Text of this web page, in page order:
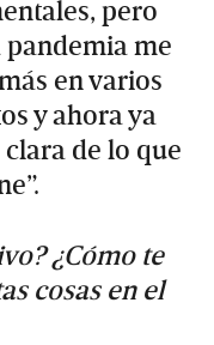
pero
pandemia me
en varios
y ahora ya
de lo que
¿Cómo te
cosas en el